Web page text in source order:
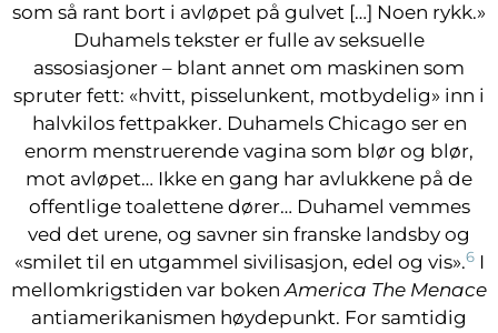
som så rant bort i avløpet på gulvet […] Noen rykk.»
Duhamels tekster er fulle av seksuelle
assosiasjoner – blant annet om maskinen som
spruter fett: «hvitt, pisselunkent, motbydelig» inn i
halvkilos fettpakker. Duhamels Chicago ser en
enorm menstruerende vagina som blør og blør,
mot avløpet… Ikke en gang har avlukkene på de
offentlige toalettene dører… Duhamel vemmes
ved det urene, og savner sin franske landsby og
«smilet til en utgammel sivilisasjon, edel og vis».6I
mellomkrigstiden var bokenAmerica The Menace
antiamerikanismen høydepunkt. For samtidig